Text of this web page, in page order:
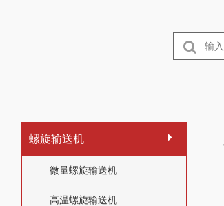
螺旋输送机
微量螺旋输送机
高温螺旋输送机